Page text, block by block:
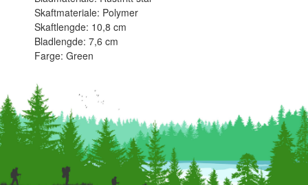
Skaftmateriale: Polymer
Skaftlengde: 10,8 cm
Bladlengde: 7,6 cm
Farge: Green